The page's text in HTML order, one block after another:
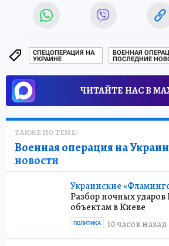
СПЕЦОПЕРАЦИЯ НА
УКРАИНЕ
ВОЕННАЯ
ПОСЛЕДНИЕ
ЧИТАЙТЕ НАС В
ТАКЖЕ ПО ТЕМЕ:
Военная операция на
новости
Украинские
Разбор ночных
объектам в Киеве
10 часов назад
ПОЛИТИКА